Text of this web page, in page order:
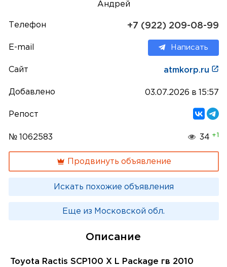
Андрей
Телефон +7 (922) 209-08-99
E-mail Написать
Сайт atmkorp.ru
Добавлено 03.07.2026 в 15:57
Репост
№ 1062583 34 +1
Продвинуть объявление
Искать похожие объявления
Еще из Московской обл.
Описание
Toyota Ractis SCP100 X L Package гв 2010